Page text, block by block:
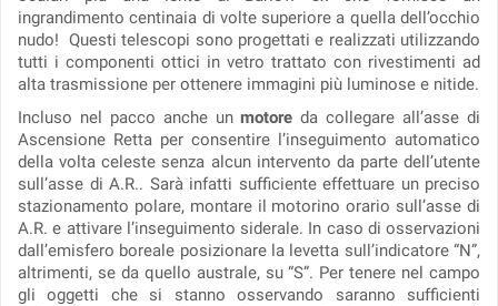
ingrandimento centinaia di volte superiore a quella dell’occhio
nudo! Questi telescopi sono progettati e realizzati utilizzando
tutti i componenti ottici in vetro trattato con rivestimenti ad
alta trasmissione per ottenere immagini più luminose e nitide.
Incluso nel pacco anche unmotore da collegare all’asse di
Ascensione Retta per consentire l’inseguimento automatico
della volta celeste senza alcun intervento da parte dell’utente
sull’asse di A.R.. Sarà infatti sufficiente effettuare un preciso
stazionamento polare, montare il motorino orario sull’asse di
A.R. e attivare l’inseguimento siderale. In caso di osservazioni
dall’emisfero boreale posizionare la levetta sull’indicatore “N”,
altrimenti, se da quello australe, su “S”. Per tenere nel campo
gli oggetti che si stanno osservando saranno sufficienti